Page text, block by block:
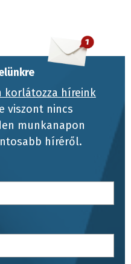
korlátozza híreink
viszont nincs
munkanapon
híréről.